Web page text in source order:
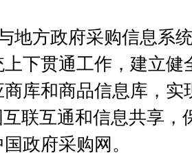
地方政府采购信息系
下贯通工作，建立健
商库和商品信息库，实
互联互通和信息共享，
政府采购网。